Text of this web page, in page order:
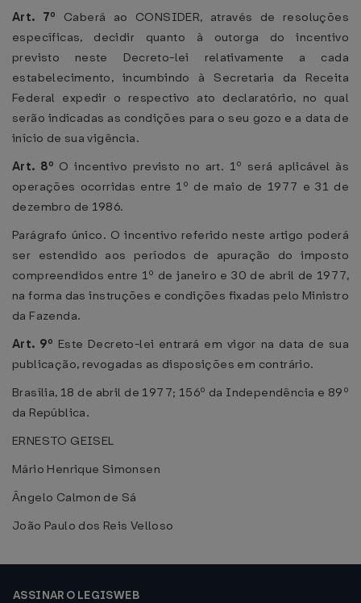
Art. 7º Caberá ao CONSIDER, através de resoluções
específicas, decidir quanto à outorga do incentivo
previsto neste Decreto-lei relativamente a cada
estabelecimento, incumbindo à Secretaria da Receita
Federal expedir o respectivo ato declaratório, no qual
serão indicadas as condições para o seu gozo e a data de
início de sua vigência.
Art. 8º O incentivo previsto no art. 1º será aplicável às
operações ocorridas entre 1º de maio de 1977 e 31 de
dezembro de 1986.
Parágrafo único. O incentivo referido neste artigo poderá
ser estendido aos períodos de apuração do imposto
compreendidos entre 1º de janeiro e 30 de abril de 1977,
na forma das instruções e condições fixadas pelo Ministro
da Fazenda.
Art. 9º Este Decreto-lei entrará em vigor na data de sua
publicação, revogadas as disposições em contrário.
Brasília, 18 de abril de 1977; 156º da Independência e 89º
da República.
ERNESTO GEISEL
Mário Henrique Simonsen
Ângelo Calmon de Sá
João Paulo dos Reis Velloso
ASSINAR O LEGISWEB